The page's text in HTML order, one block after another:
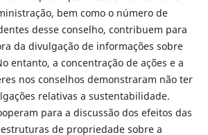
bem como o número de
desse conselho, contribuem para
da divulgação de informações sobre
entanto, a concentração de ações e a
nos conselhos demonstraram não ter
relativas a sustentabilidade.
para a discussão dos efeitos das
de propriedade sobre a